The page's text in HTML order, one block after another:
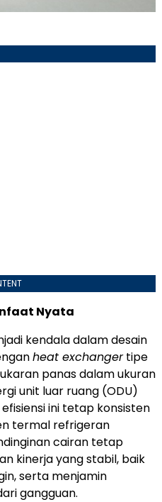
Nyata
kendala dalam desain
heat exchangertipe
panas dalam ukuran
unit luar ruang (ODU)
ini tetap konsisten
termal refrigeran
cairan tetap
kinerja yang stabil, baik
serta menjamin
gangguan.